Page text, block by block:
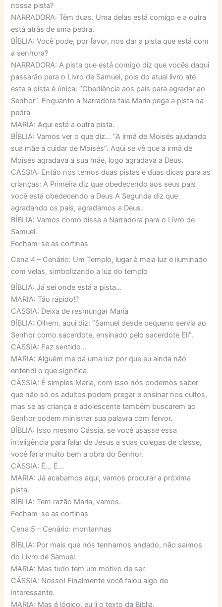
nossa pista?
NARRADORA: Têm duas. Uma delas está comigo e a outra
está atrás de uma pedra.
BÍBLIA: Você pode, por favor, nos dar a pista que está com
a senhora?
NARRADORA: A pista que está comigo diz que vocês daqui
passarão para o Livro de Samuel, pois do atual livro até
este a pista é única: “Obediência aos pais para agradar ao
Senhor”. Enquanto a Narradora fala Maria pega a pista na
pedra
MARIA: Aqui está a outra pista.
BÍBLIA: Vamos ver o que diz… “A irmã de Moisés ajudando
sua mãe a cuidar de Moisés”. Aqui se vê que a irmã de
Moisés agradava a sua mãe, logo agradava a Deus.
CÁSSIA: Então nós temos duas pistas e duas dicas para as
crianças: A Primeira diz que obedecendo aos seus pais
você está obedecendo a Deus A Segunda diz que
agradando os pais, agradamos a Deus.
BÍBLIA: Vamos como disse a Narradora para o Livro de
Samuel.
Fecham-se as cortinas
Cena 4 – Cenário: Um Templo, lugar à meia luz e iluminado
com velas, simbolizando a luz do templo
BÍBLIA: Já sei onde está a pista…
MARIA: Tão rápido!?
CÁSSIA: Deixa de resmungar Maria
BÍBLIA: Olhem, aqui diz: “Samuel desde pequeno servia ao
Senhor como sacerdote, ensinado pelo sacerdote Eli”.
CÁSSIA: Faz sentido…
MARIA: Alguém me dá uma luz por que eu ainda não
entendi o que significa.
CÁSSIA: É simples Maria, com isso nós podemos saber
que não só os adultos podem pregar e ensinar nos cultos,
mas se as criança e adolescente também buscarem ao
Senhor podem ministrar sua palavra com fervor.
BÍBLIA: Isso mesmo Cássia, se você usasse essa
inteligência para falar de Jesus a suas colegas de classe,
você faria muito bem a obra do Senhor.
CÁSSIA: É… É…
MARIA: Já acabamos aqui, vamos procurar a próxima
pista.
BÍBLIA: Tem razão Maria, vamos.
Fecham-se as cortinas
Cena 5 – Cenário: montanhas
BÍBLIA: Por mais que nós tenhamos andado, não saímos
do Livro de Samuel.
MARIA: Mas tudo tem um motivo de ser.
CÁSSIA: Nosso! Finalmente você falou algo de
interessante.
MARIA: Mas é lógico, eu li o texto da Bíblia.